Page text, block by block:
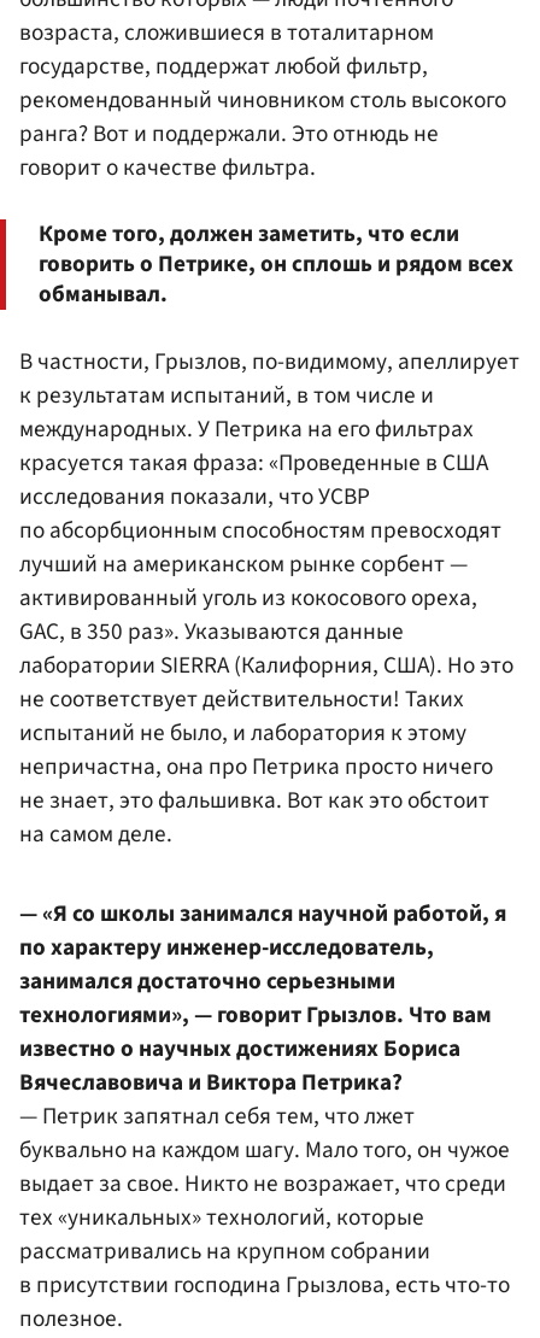
возраста, сложившиеся в тоталитарном
государстве, поддержат любой фильтр,
рекомендованный чиновником столь высокого
ранга? Вот и поддержали. Это отнюдь не
говорит о качестве фильтра.
Кроме того, должен заметить, что если
говорить о Петрике, он сплошь и рядом всех
обманывал.
В частности, Грызлов, по-видимому, апеллирует
к результатам испытаний, в том числе и
международных. У Петрика на его фильтрах
красуется такая фраза: «Проведенные в США
исследования показали, что УСВР
по абсорбционным способностям превосходят
лучший на американском рынке сорбент —
активированный уголь из кокосового ореха,
GAC, в 350 раз». Указываются данные
лаборатории SIERRA (Калифорния, США). Но это
не соответствует действительности! Таких
испытаний не было, и лаборатория к этому
непричастна, она про Петрика просто ничего
не знает, это фальшивка. Вот как это обстоит
на самом деле.
— «Я со школы занимался научной работой, я
по характеру инженер-исследователь,
занимался достаточно серьезными
технологиями», — говорит Грызлов. Что вам
известно о научных достижениях Бориса
Вячеславовича и Виктора Петрика?
— Петрик запятнал себя тем, что лжет
буквально на каждом шагу. Мало того, он чужое
выдает за свое. Никто не возражает, что среди
тех «уникальных» технологий, которые
рассматривались на крупном собрании
в присутствии господина Грызлова, есть что-то
полезное.